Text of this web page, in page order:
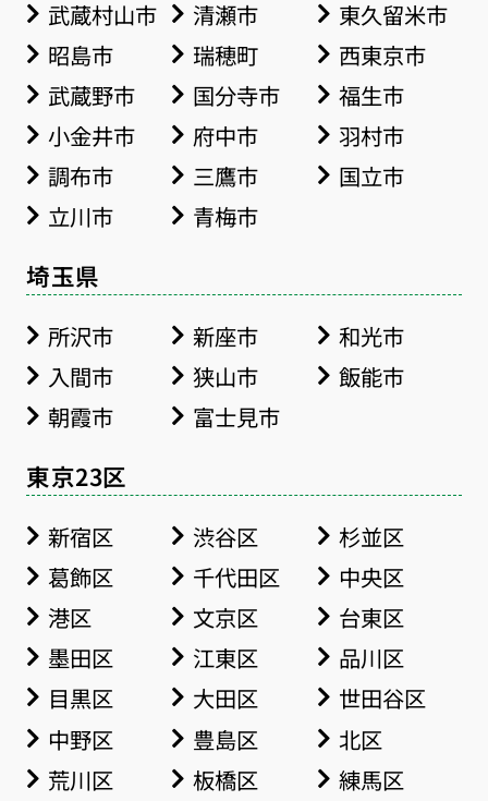
武蔵村山市
清瀬市
東久留米市
昭島市
瑞穂町
西東京市
武蔵野市
国分寺市
福生市
小金井市
府中市
羽村市
調布市
三鷹市
国立市
立川市
青梅市
埼玉県
所沢市 新座市
和光市
入間市
狭山市
飯能市
朝霞市
富士見市
東京23区
新宿区 渋谷区
杉並区
葛飾区
千代田区
中央区
港区
文京区
台東区
墨田区
江東区
品川区
目黒区
大田区
世田谷区
中野区
豊島区
北区
荒川区
板橋区 練馬区